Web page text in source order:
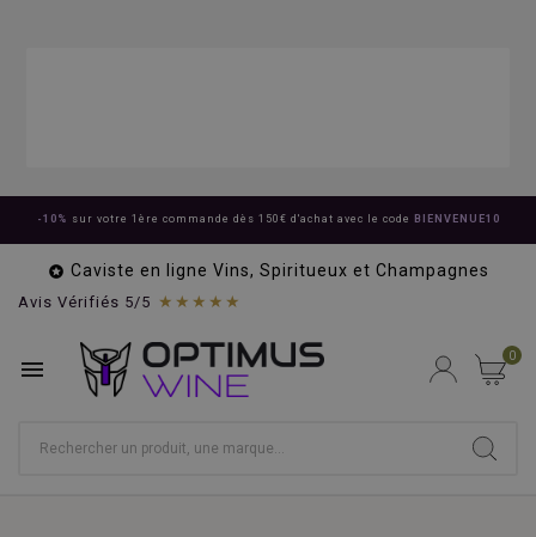
-10% sur votre 1ère commande dès 150€ d'achat avec le code BIENVENUE10
 Caviste en ligne Vins, Spiritueux et Champagnes
Avis Vérifiés 5/5 ★★★★★
 0